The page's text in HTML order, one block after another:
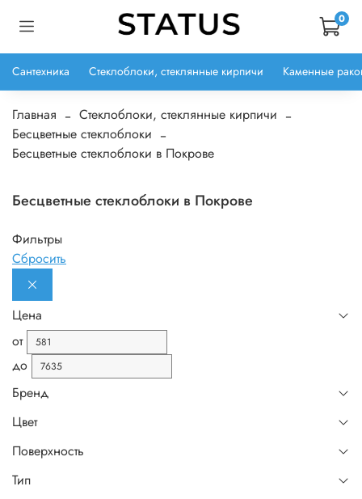
0
Сантехника Стеклоблоки, стеклянные кирпичи Каменные
Главная
Стеклоблоки, стеклянные кирпичи
Бесцветные стеклоблоки
Бесцветные стеклоблоки в Покрове
Бесцветные стеклоблоки в Покрове
Фильтры
Сбросить
Цена
от
до
Бренд
Цвет
Поверхность
Тип